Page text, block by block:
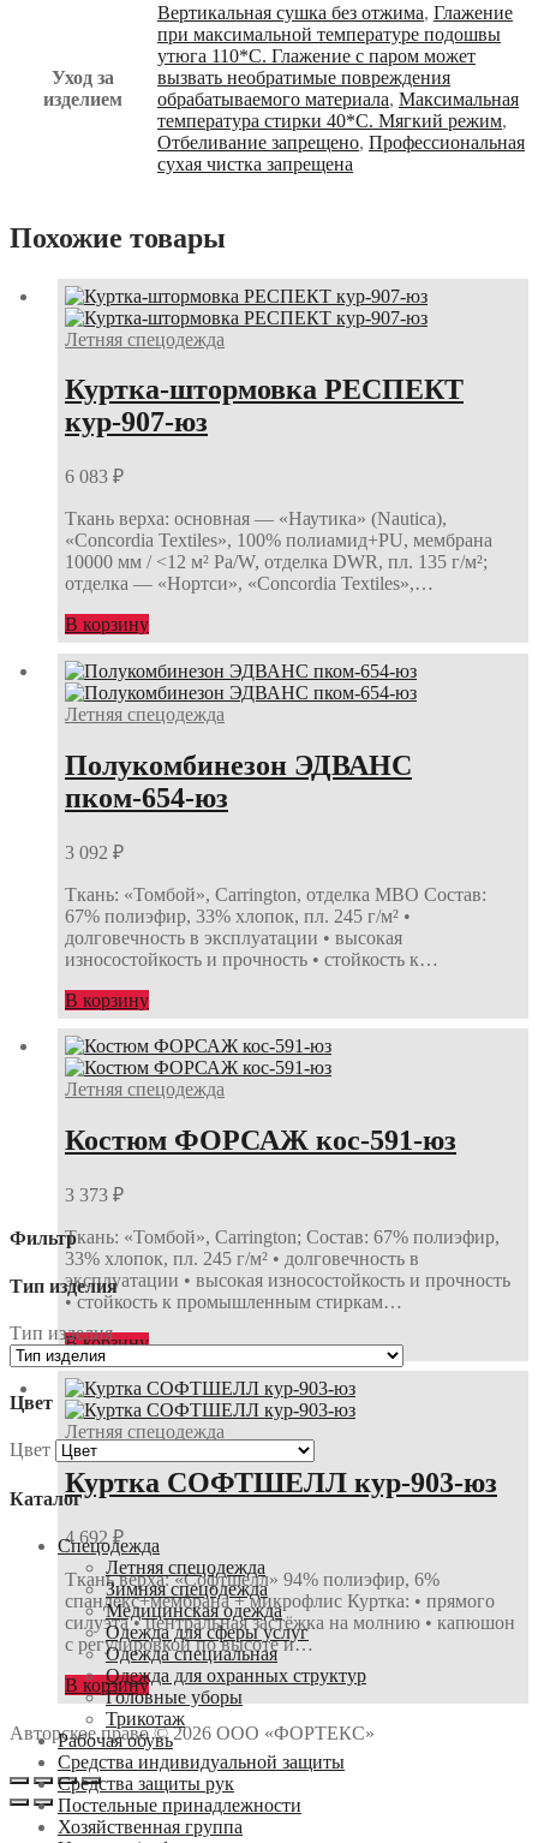
Уход за
изделием
Вертикальная сушка без отжима, Глажение
при максимальной температуре подошвы
утюга 110*С. Глажение с паром может
вызвать необратимые повреждения
обрабатываемого материала, Максимальная
температура стирки 40*С. Мягкий режим,
Отбеливание запрещено, Профессиональная
сухая чистка запрещена
Похожие товары
Летняя спецодежда
Куртка-штормовка РЕСПЕКТ
кур-907-юз
6 083 ₽
Ткань верха: основная — «Наутика» (Nautica),
«Concordia Textiles», 100% полиамид+PU, мембрана
10000 мм / <12 м² Ра/W, отделка DWR, пл. 135 г/м²;
отделка — «Нортси», «Concordia Textiles»,…
В корзину
Летняя спецодежда
Полукомбинезон ЭДВАНС
пком-654-юз
3 092 ₽
Ткань: «Томбой», Carrington, отделка МВО Состав:
67% полиэфир, 33% хлопок, пл. 245 г/м² •
долговечность в эксплуатации • высокая
износостойкость и прочность • стойкость к…
В корзину
Летняя спецодежда
Костюм ФОРСАЖ кос-591-юз
3 373 ₽
Ткань: «Томбой», Carrington; Состав: 67% полиэфир,
33% хлопок, пл. 245 г/м² • долговечность в
эксплуатации • высокая износостойкость и прочность
• стойкость к промышленным стиркам…
В корзину
Летняя спецодежда
Куртка СОФТШЕЛЛ кур-903-юз
4 692 ₽
Ткань верха: «Софтшелл» 94% полиэфир, 6%
спандекс+мембрана + микрофлис Куртка: • прямого
силуэта • центральная застёжка на молнию • капюшон
с регулировкой по высоте и…
В корзину
Авторское право © 2026 ООО «ФОРТЕКС»
Фильтр
Тип изделия
Тип изделия
Цвет
Цвет
Каталог
Спецодежда
Летняя спецодежда
Зимняя спецодежда
Медицинская одежда
Одежда для сферы услуг
Одежда специальная
Одежда для охранных структур
Головные уборы
Трикотаж
Рабочая обувь
Средства индивидуальной защиты
Средства защиты рук
Постельные принадлежности
Хозяйственная группа